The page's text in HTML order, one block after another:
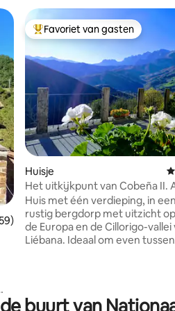
beoordeling van 4,96 uit 5, 159
Topfavoriet van gasten
Favoriet van gasten
Huisje
Het uitkijkpunt van Cobeña II.
Liébana in Picos
Huis met één verdieping, in
rustig bergdorp met uitzicht
de Europa en de Cillorigo-vallei
Liébana. Ideaal om even
naar Picos gaat en op 50 km
buurt van